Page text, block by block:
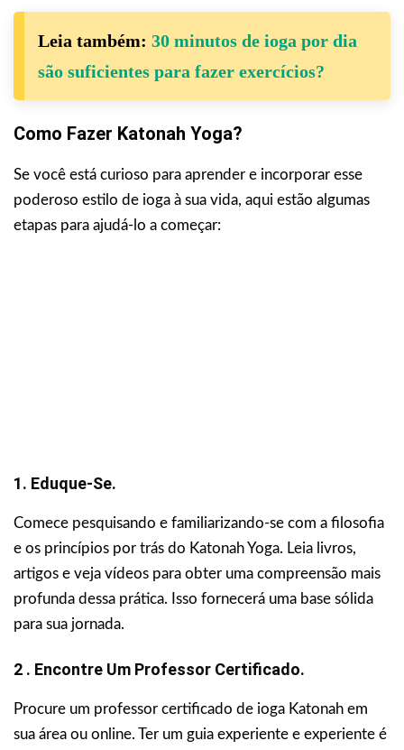
Leia também: 30 minutos de ioga por dia
são suficientes para fazer exercícios?
Como Fazer Katonah Yoga?
Se você está curioso para aprender e incorporar esse
poderoso estilo de ioga à sua vida, aqui estão algumas
etapas para ajudá-lo a começar:
1. Eduque-Se.
Comece pesquisando e familiarizando-se com a filosofia
e os princípios por trás do Katonah Yoga. Leia livros,
artigos e veja vídeos para obter uma compreensão mais
profunda dessa prática. Isso fornecerá uma base sólida
para sua jornada.
2 . Encontre Um Professor Certificado.
Procure um professor certificado de ioga Katonah em
sua área ou online. Ter um guia experiente e experiente é